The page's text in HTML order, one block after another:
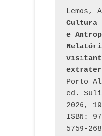
e
Porto
ed.
2026,
ISBN:
5759-